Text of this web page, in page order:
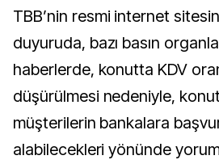
TBB’nin resmi internet
duyuruda, bazı basın
haberlerde, konutta KDV
düşürülmesi nedeniyle,
müşterilerin bankalara
alabilecekleri yönünde